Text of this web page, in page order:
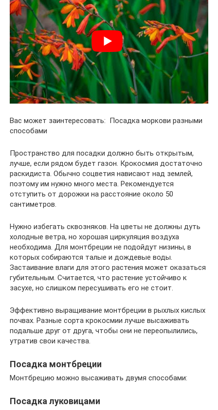
Вас может заинтересовать: Посадка моркови разными
способами
Пространство для посадки должно быть открытым,
лучше, если рядом будет газон. Крокосмия достаточно
раскидиста. Обычно соцветия нависают над землей,
поэтому им нужно много места. Рекомендуется
отступить от дорожки на расстояние около 50
сантиметров.
Нужно избегать сквозняков. На цветы не должны дуть
холодные ветра, но хорошая циркуляция воздуха
необходима. Для монтбреции не подойдут низины, в
которых собираются талые и дождевые воды.
Застаивание влаги для этого растения может оказаться
губительным. Считается, что растение устойчиво к
засухе, но слишком пересушивать его не стоит.
Эффективно выращивание монтбреции в рыхлых кислых
почвах. Разные сорта крокосмии лучше высаживать
подальше друг от друга, чтобы они не переопылились,
утратив свои качества.
Посадка монтбреции
Монтбрецию можно высаживать двумя способами:
Посадка луковицами